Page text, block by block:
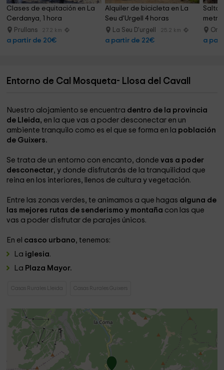
Clases de equitación en La
Cerdanya, 1 hora
Prullans 27.2 km
a partir de 20€
Alquiler de bicicleta en La
Seu d'Urgell 4 horas
La Seu D'urgell 25.2 km
a partir de 22€
Salto
a
Entorno de Cal Mosqueta- Llosa del Cavall
Nuestro alojamiento se encuentra dentro de la provincia
de Lleida, en la que vas a poder desconectar en un
ambiente tranquilo como es el que se forma en la población
de Guixers.
Se trata de un entorno con encanto, dondevas a poder
desconectar, y donde disfrutarás de la tranquilidad que
reina en los interiores, llenos de cultura y vegetación.
Entre las zonas verdes, te animamos a que hagas alguna de
las mejores rutas de senderismo y montaña con las que
vas a poder disfrutar de parajes únicos.
En el casco urbano, tenemos:
La iglesia.
La Plaza Mayor.
Casas Rurales Lleida Casas Rurales Guixers